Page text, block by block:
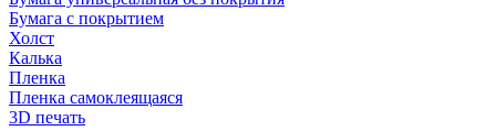
Бумага с покрытием
Холст
Калька
Пленка
Пленка самоклеящаяся
3D печать